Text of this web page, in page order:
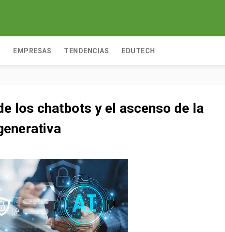
EMPRESAS TENDENCIAS EDUTECH
los chatbots y el ascenso de la